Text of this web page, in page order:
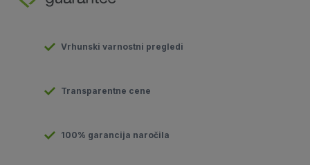
Vrhunski varnostni pregledi
Transparentne cene
100% garancija naročila